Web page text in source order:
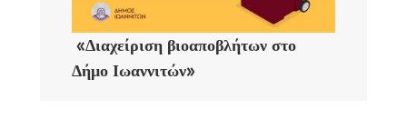
«Διαχείριση βιοαποβλήτων στο
Δήμο Ιωαννιτών»